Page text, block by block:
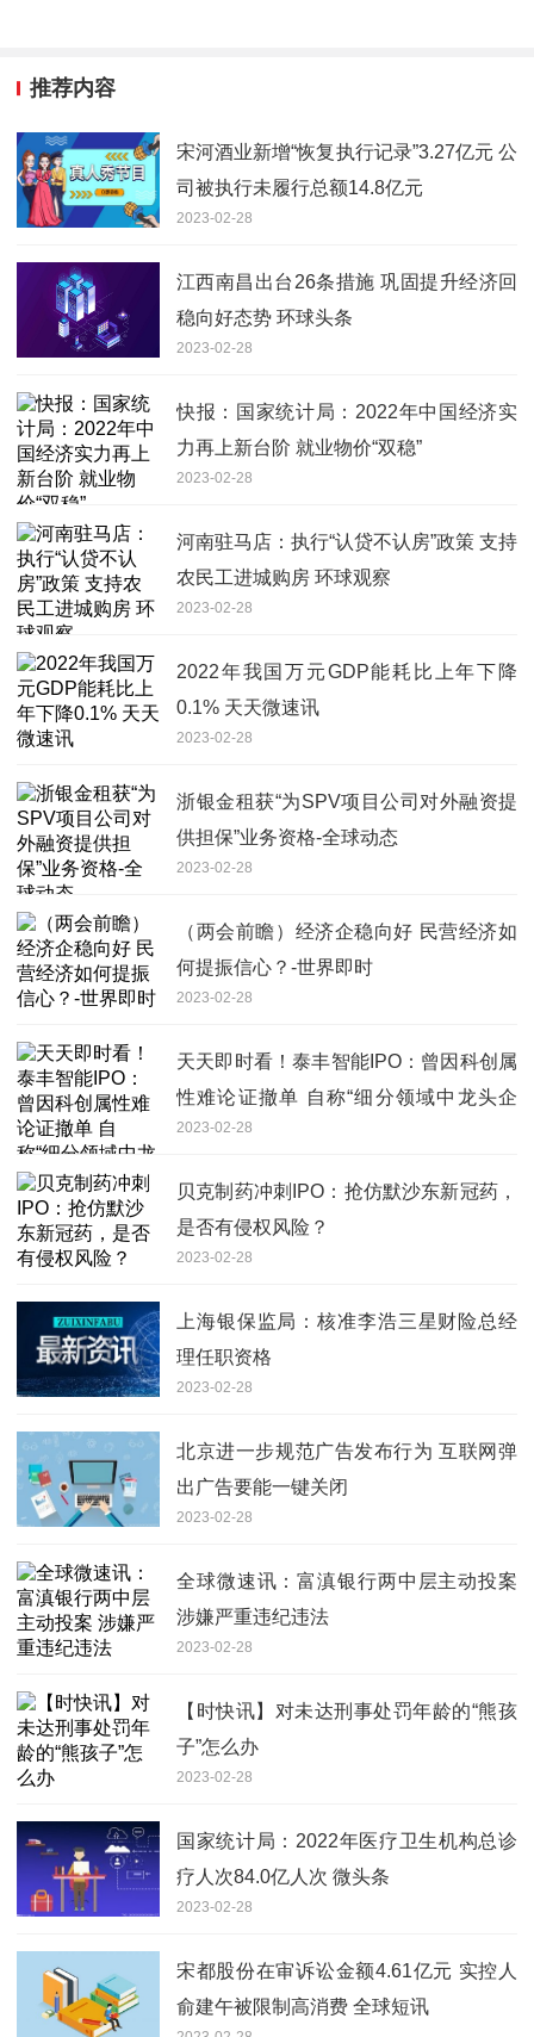
推荐内容
宋河酒业新增“恢复执行记录”3.27亿元 公
司被执行未履行总额14.8亿元
2023-02-28
江西南昌出台26条措施 巩固提升经济回
稳向好态势 环球头条
2023-02-28
快报：国家统计局：2022年中国经济实
力再上新台阶 就业物价“双稳”
2023-02-28
河南驻马店：执行“认贷不认房”政策 支持
农民工进城购房 环球观察
2023-02-28
2022年我国万元GDP能耗比上年下降
0.1% 天天微速讯
2023-02-28
浙银金租获“为SPV项目公司对外融资提
供担保”业务资格-全球动态
2023-02-28
（两会前瞻）经济企稳向好 民营经济如
何提振信心？-世界即时
2023-02-28
天天即时看！泰丰智能IPO：曾因科创属
性难论证撤单 自称“细分领域中龙头企
业”准确性引问询
2023-02-28
贝克制药冲刺IPO：抢仿默沙东新冠药，
是否有侵权风险？
2023-02-28
上海银保监局：核准李浩三星财险总经
理任职资格
2023-02-28
北京进一步规范广告发布行为 互联网弹
出广告要能一键关闭
2023-02-28
全球微速讯：富滇银行两中层主动投案
涉嫌严重违纪违法
2023-02-28
【时快讯】对未达刑事处罚年龄的“熊孩
子”怎么办
2023-02-28
国家统计局：2022年医疗卫生机构总诊
疗人次84.0亿人次 微头条
2023-02-28
宋都股份在审诉讼金额4.61亿元 实控人
俞建午被限制高消费 全球短讯